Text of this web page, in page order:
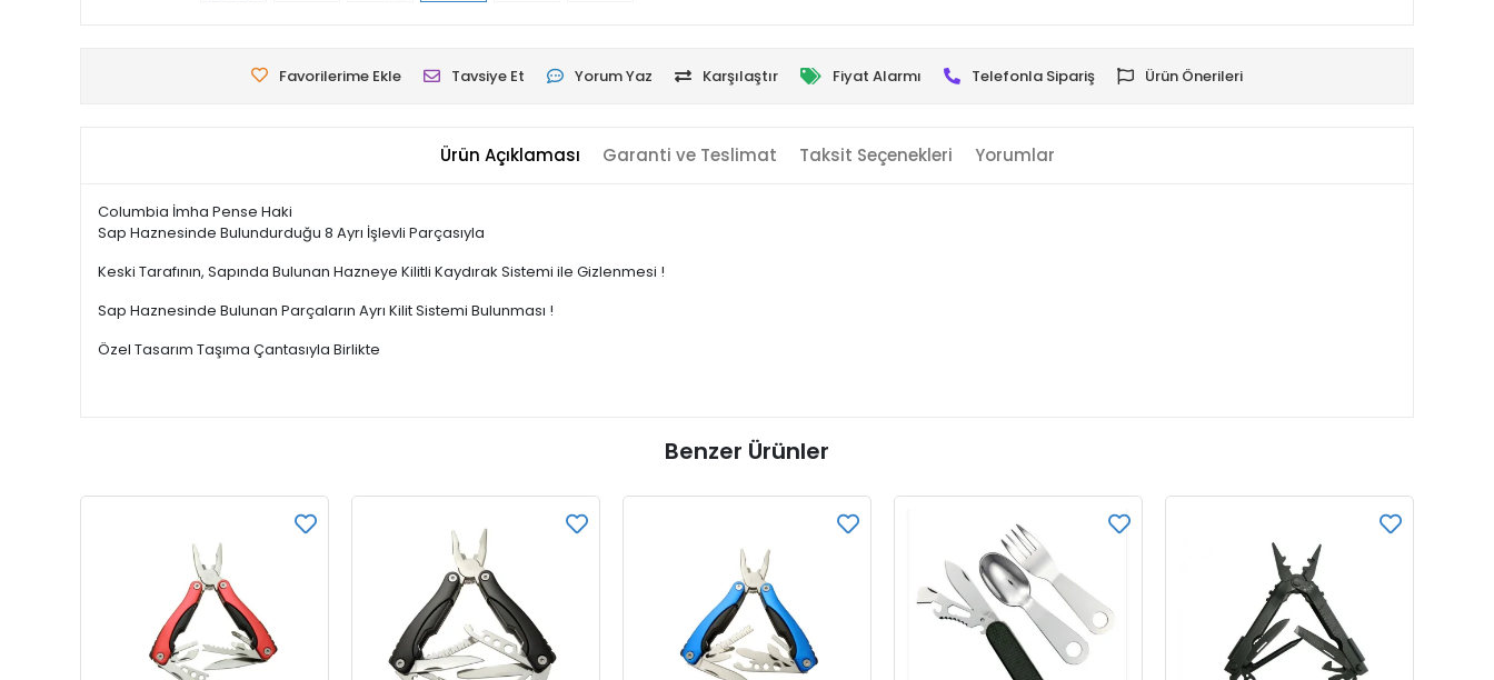
Favorilerime Ekle Tavsiye Et Yorum Yaz Karşılaştır Fiyat Alarmı Telefonla Sipariş Ürün Önerileri
Ürün Açıklaması Garanti ve Teslimat Taksit Seçenekleri Yorumlar
Columbia İmha Pense Haki
Sap Haznesinde Bulundurduğu 8 Ayrı İşlevli Parçasıyla
Keski Tarafının, Sapında Bulunan Hazneye Kilitli Kaydırak Sistemi ile Gizlenmesi !
Sap Haznesinde Bulunan Parçaların Ayrı Kilit Sistemi Bulunması !
Özel Tasarım Taşıma Çantasıyla Birlikte
Benzer Ürünler